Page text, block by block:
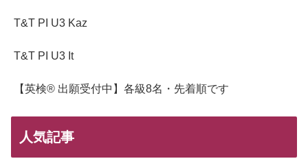
T&T PI U3 Kaz
T&T PI U3 It
【英検® 出願受付中】各級8名・先着順です
人気記事